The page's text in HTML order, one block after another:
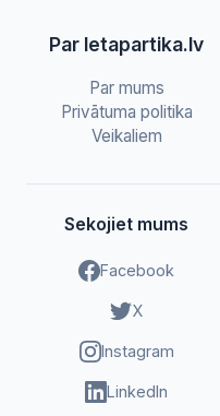
Par letapartika.lv
Par mums
Privātuma politika
Veikaliem
Sekojiet mums
Facebook
X
Instagram
LinkedIn